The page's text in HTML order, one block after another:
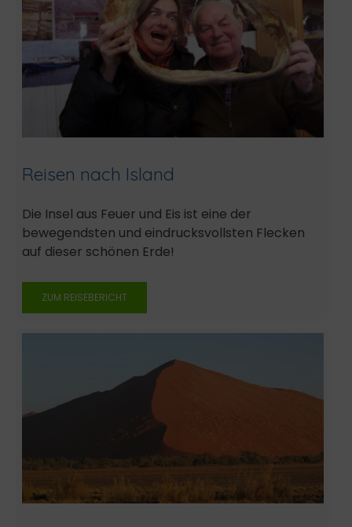
Reisen nach Island
Die Insel aus Feuer und Eis ist eine der
bewegendsten und eindrucksvollsten Flecken
auf dieser schönen Erde!
ZUM REISEBERICHT